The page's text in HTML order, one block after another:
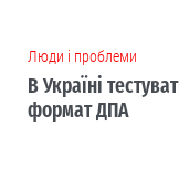
Люди і проблеми
В Україні
формат ДПА